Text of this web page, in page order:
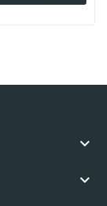

